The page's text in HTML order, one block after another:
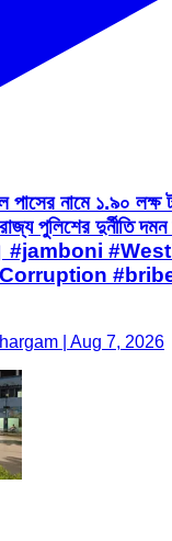
পাসের নামে ১.৯০ লক্ষ
পুলিশের দুর্নীতি দমন
#jamboni
| Aug 7, 2026